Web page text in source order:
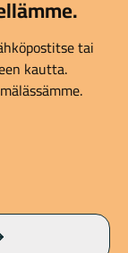
tai
kautta.